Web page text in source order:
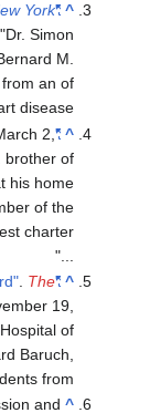
^
"Bernard Baruch's Father Dies In N. Y."
New York
. Dr. Simon
Bernard M.
from an of
disease.
^
"Hartwig Baruch, 84"
. March 2,
... brother of
at his home
of the
charter
^
"Sailing Baruch Dies, Brother Of Bernard"
.The
19,
Hospital of
Baruch,
from ...
^